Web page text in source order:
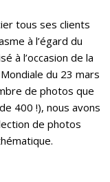
tous ses clients
à l’égard du
à l’occasion de la
du 23 mars
de photos que
400 !), nous avons
de photos